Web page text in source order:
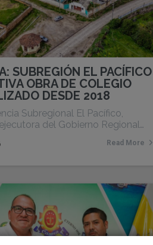
SUBREGIÓN EL PACÍFICO
OBRA DE COLEGIO
DESDE 2018
Subregional El Pacífico,
del Gobierno Regional…
Read More